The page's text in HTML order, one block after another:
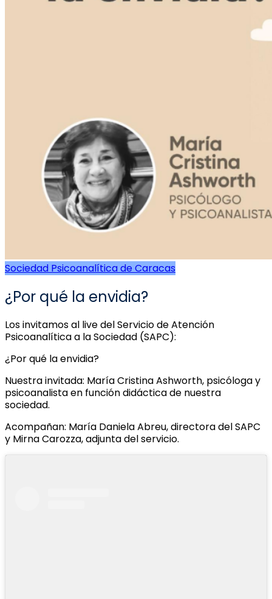
Sociedad Psicoanalítica de Caracas
¿Por qué la envidia?
Los invitamos al live del Servicio de Atención
Psicoanalítica a la Sociedad (SAPC):
¿Por qué la envidia?
Nuestra invitada: María Cristina Ashworth, psicóloga y
psicoanalista en función didáctica de nuestra
sociedad.
Acompañan: María Daniela Abreu, directora del SAPC
y Mirna Carozza, adjunta del servicio.